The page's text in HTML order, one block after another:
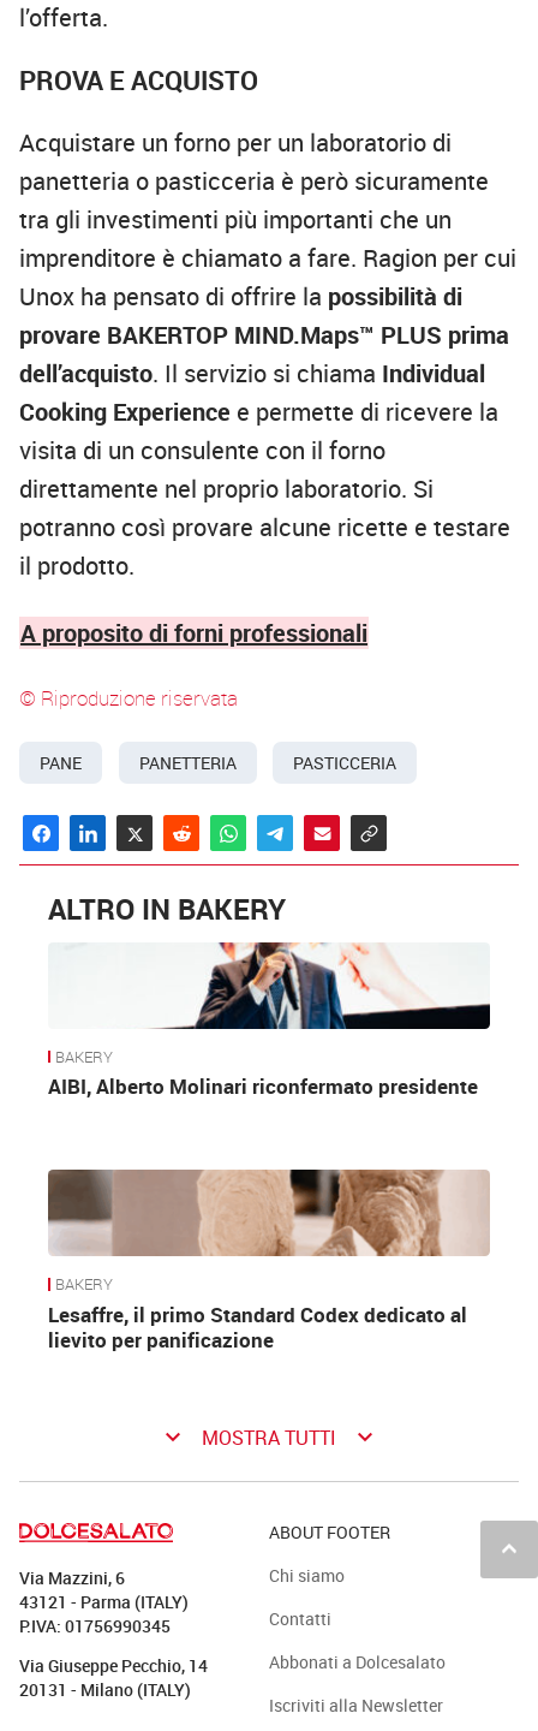
l’offerta.
PROVA E ACQUISTO
Acquistare un forno per un laboratorio di
panetteria o pasticceria è però sicuramente
tra gli investimenti più importanti che un
imprenditore è chiamato a fare. Ragion per cui
Unox ha pensato di offrire la possibilità di
provare BAKERTOP MIND.Maps™ PLUS prima
dell’acquisto. Il servizio si chiama Individual
Cooking Experience e permette di ricevere la
visita di un consulente con il forno
direttamente nel proprio laboratorio. Si
potranno così provare alcune ricette e testare
il prodotto.
A proposito di forni professionali
© Riproduzione riservata
PANE PANETTERIA PASTICCERIA
ALTRO IN BAKERY
BAKERY
AIBI, Alberto Molinari riconfermato presidente
BAKERY
Lesaffre, il primo Standard Codex dedicato al
lievito per panificazione
keyboard_arrow_down MOSTRA TUTTI keyboard_arrow_down
keyboard_arrow_up
Via Mazzini, 6
43121 - Parma (ITALY)
P.IVA: 01756990345
Via Giuseppe Pecchio, 14
20131 - Milano (ITALY)
ABOUT FOOTER
Chi siamo
Contatti
Abbonati a Dolcesalato
Iscriviti alla Newsletter